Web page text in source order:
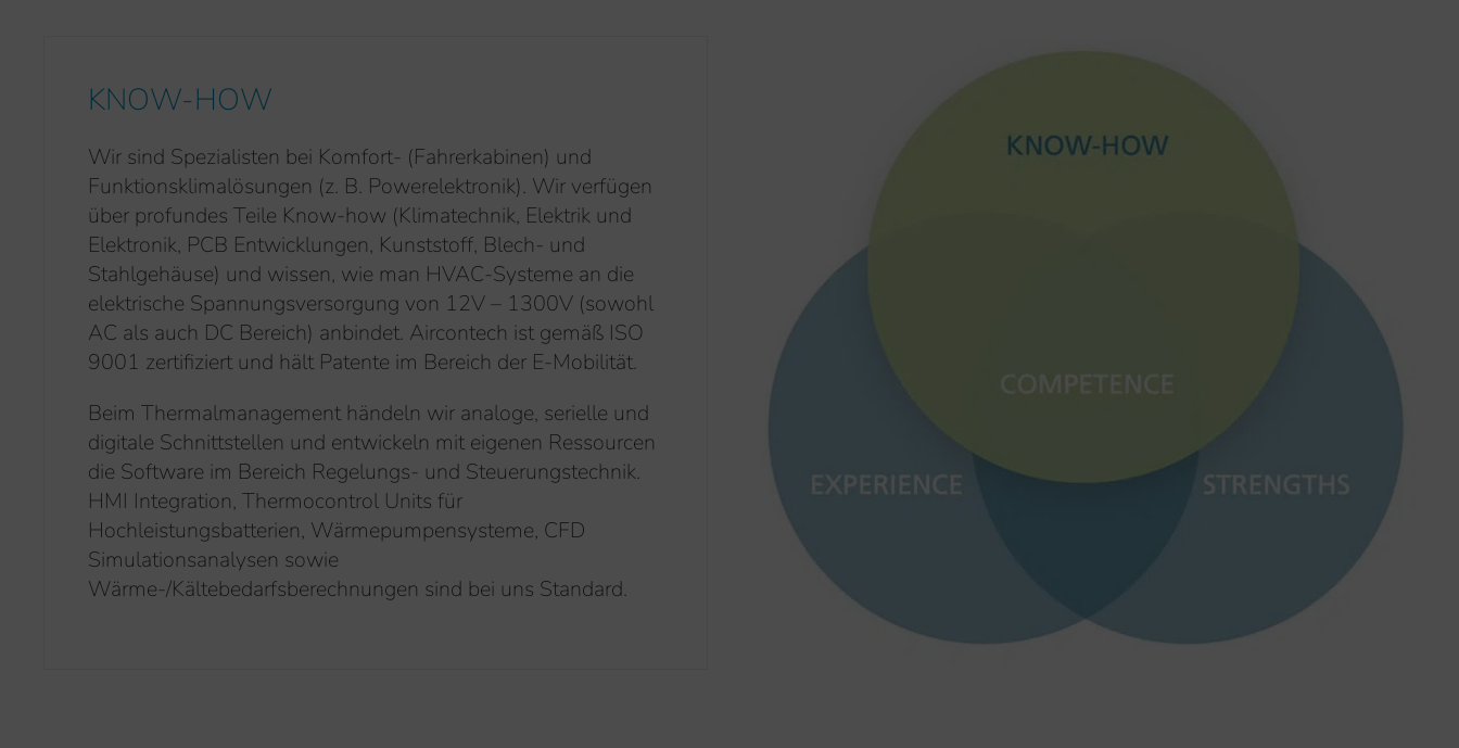
KNOW-HOW
Wir sind Spezialisten bei Komfort- (Fahrerkabinen) und
Funktionsklimalösungen (z. B. Powerelektronik). Wir verfügen
über profundes Teile Know-how (Klimatechnik, Elektrik und
Elektronik, PCB Entwicklungen, Kunststoff, Blech- und
Stahlgehäuse) und wissen, wie man HVAC-Systeme an die
elektrische Spannungsversorgung von 12V – 1300V (sowohl
AC als auch DC Bereich) anbindet. Aircontech ist gemäß ISO
9001 zertifiziert und hält Patente im Bereich der E-Mobilität.
Beim Thermalmanagement händeln wir analoge, serielle und
digitale Schnittstellen und entwickeln mit eigenen Ressourcen
die Software im Bereich Regelungs- und Steuerungstechnik.
HMI Integration, Thermocontrol Units für
Hochleistungsbatterien, Wärmepumpensysteme, CFD
Simulationsanalysen sowie
Wärme-/Kältebedarfsberechnungen sind bei uns Standard.